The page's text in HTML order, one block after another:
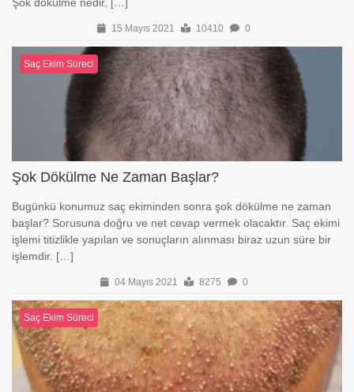
15 Mayıs 2021 10410 0
Saç Ekim Süreci
Şok Dökülme Ne Zaman Başlar?
Bugünkü konumuz saç ekiminden sonra şok dökülme ne zaman
başlar? Sorusuna doğru ve net cevap vermek olacaktır. Saç ekimi
işlemi titizlikle yapılan ve sonuçların alınması biraz uzun süre bir
işlemdir. […]
04 Mayıs 2021 8275 0
Saç Ekim Süreci